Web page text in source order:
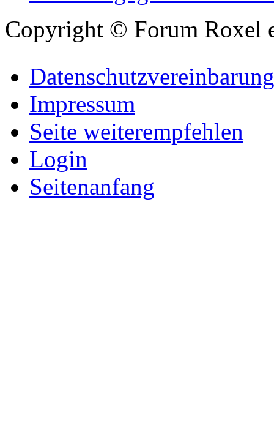
Copyright © Forum Roxel
Datenschutzvereinbarung
Impressum
Seite weiterempfehlen
Login
Seitenanfang